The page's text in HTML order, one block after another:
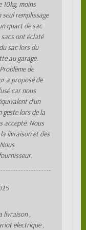
10kg, moins
remplissage
quart de sac
ont éclaté
sac lors du
au garage.
de
a proposé de
car nous
d'un
geste lors de la
accepté. Nous
livraison et des
livraison ,
electrique ,